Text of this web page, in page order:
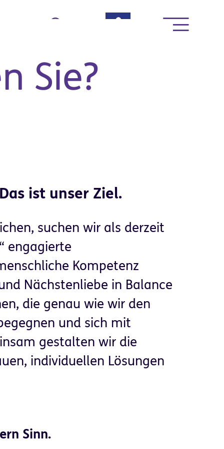
Sie?
ist unser Ziel.
suchen wir als derzeit
engagierte
Kompetenz
Nächstenliebe in Balance
die genau wie wir den
und sich mit
gestalten wir die
individuellen Lösungen
Sinn.